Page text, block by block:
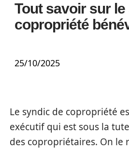
Tout savoir sur
copropriété
25/10/2025
Le syndic de copropriété
exécutif qui est sous la
des copropriétaires. On le